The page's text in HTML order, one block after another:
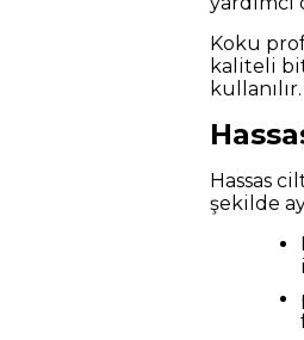
Koku
kaliteli
Hassas
şekilde